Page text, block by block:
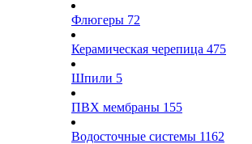
Флюгеры 72
Керамическая черепица 475
Шпили 5
ПВХ мембраны 155
Водосточные системы 1162